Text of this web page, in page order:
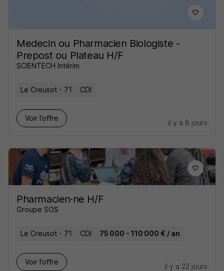
Medecin ou Pharmacien Biologiste -
Prepost ou Plateau H/F
SCIENTECH Intérim
Le Creusot - 71 CDI
Voir l’offre
il y a 8 jours
Pharmacien·ne H/F
Groupe SOS
Le Creusot - 71 CDI 75 000 - 110 000 € / an
Voir l’offre
il y a 22 jours